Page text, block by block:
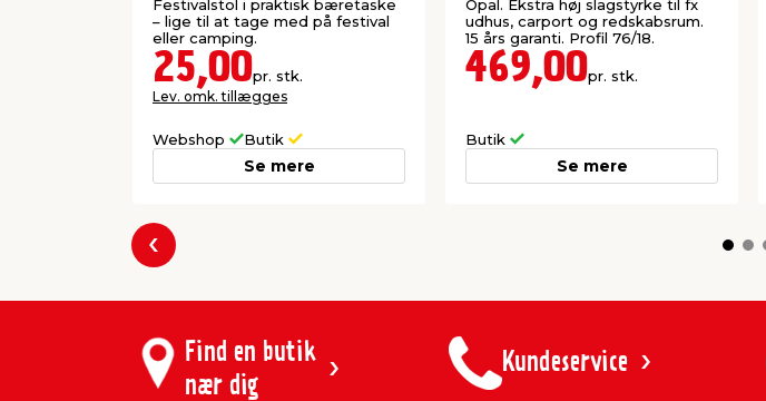
Festivalstol i praktisk bæretaske
– lige til at tage med på festival
eller camping.
25,00pr. stk.
Lev. omk. tillægges
Webshop Butik
Se mere
SUNLUX®2000PC
Opal. Ekstra høj slagstyrke til fx
udhus, carport og redskabsrum.
15 års garanti. Profil 76/18.
469,00pr. stk.
Butik
Se mere
Forrige
Find en butik
nær dig
Kundeservice